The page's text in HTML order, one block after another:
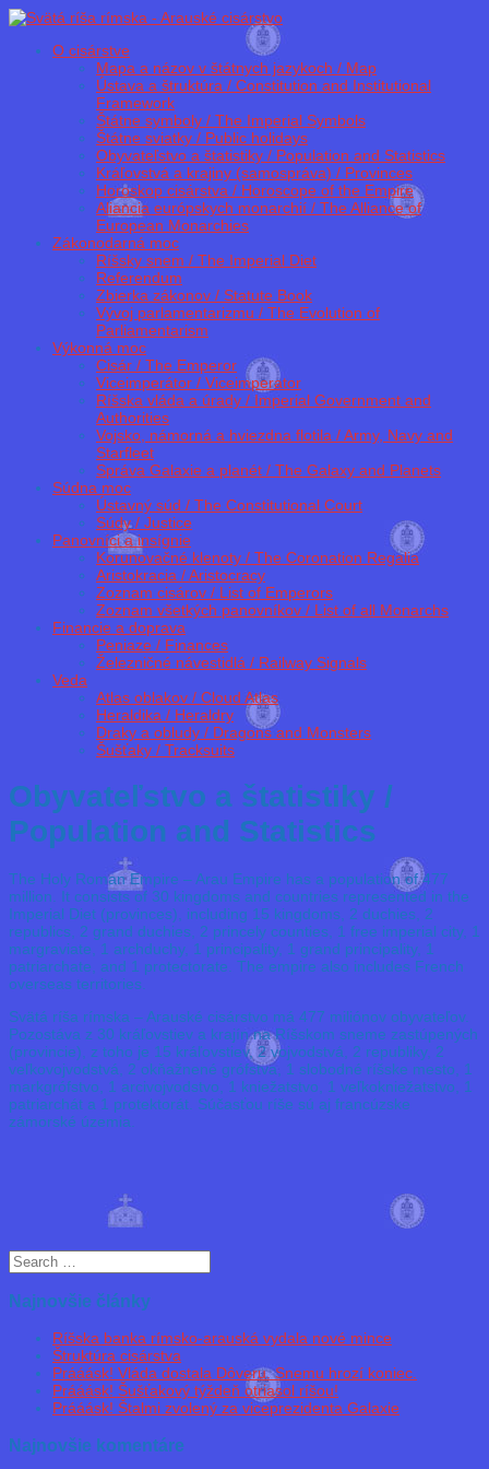
O cisárstve
Mapa a názov v štátnych jazykoch / Map
Ústava a štruktúra / Constitution and Institutional
Framework
Štátne symboly / The Imperial Symbols
Štátne sviatky / Public holidays
Obyvateľstvo a štatistiky / Population and Statistics
Kráľovstvá a krajiny (samospráva) / Provinces
Horoskop cisárstva / Horoscope of the Empire
Aliancia európskych monarchií / The Alliance of
European Monarchies
Zákonodarná moc
Ríšsky snem / The Imperial Diet
Referendum
Zbierka zákonov / Statute Book
Vývoj parlamentarizmu / The Evolution of
Parliamentarism
Výkonná moc
Cisár / The Emperor
Viceimperátor / Viceimperator
Ríšska vláda a úrady / Imperial Government and
Authorities
Vojsko, námorná a hviezdna flotila / Army, Navy and
Starfleet
Správa Galaxie a planét / The Galaxy and Planets
Súdna moc
Ústavný súd / The Constitutional Court
Súdy / Justice
Panovníci a insígnie
Korunovačné klenoty / The Coronation Regalia
Aristokracia / Aristocracy
Zoznam cisárov / List of Emperors
Zoznam všetkých panovníkov / List of all Monarchs
Financie a doprava
Peniaze / Finances
Železničné návestidlá / Railway Signals
Veda
Atlas oblakov / Cloud Atlas
Heraldika / Heraldry
Draky a obludy / Dragons and Monsters
Šušťaky / Tracksuits
Obyvateľstvo a štatistiky /
Population and Statistics
The Holy Roman Empire – Arau Empire has a population of 477
million. It consists of 30 kingdoms and countries represented in the
Imperial Diet (provinces), including 15 kingdoms, 2 duchies, 2
republics, 2 grand duchies, 2 princely counties, 1 free imperial city, 1
margraviate, 1 archduchy, 1 principality, 1 grand principality, 1
patriarchate, and 1 protectorate. The empire also includes French
overseas territories.
Svätá ríša rímska – Arauské cisárstvo má 477 miliónov obyvateľov.
Pozostáva z 30 kráľovstiev a krajín na Ríšskom sneme zastúpených
(provincie), z toho je 15 kráľovstiev, 2 vojvodstvá, 2 republiky, 2
veľkovojvodstvá, 2 okňažnené grófstva, 1 slobodné ríšske mesto, 1
markgrófstvo, 1 arcivojvodstvo, 1 kniežatstvo, 1 veľkokniežatstvo, 1
patriarchát a 1 protektorát. Súčasťou ríše sú aj francúzske
zámorské územia.
Najnovšie články
Ríšska banka rímsko-arauská vydala nové mince
Štruktúra cisárstva
Prááásk! Vláda dostala Dôveru. Snemu hrozí koniec.
Prááásk! Šušťakový týždeň otriasol ríšou!
Prááásk! Štalmi zvolený za viceprezidenta Galaxie
Najnovšie komentáre